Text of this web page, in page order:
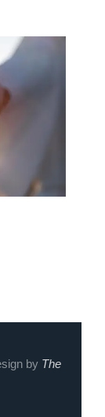
by The